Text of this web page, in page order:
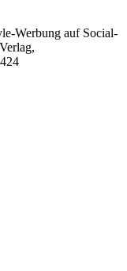
Werbung auf Social-